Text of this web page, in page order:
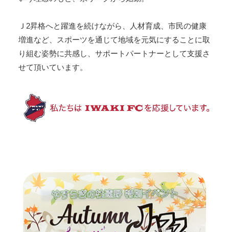
Ｊ2昇格へと躍進を続けながら、人材育成、市民の健康
増進など、スポーツを通じて地域を元気にすることに取
り組む姿勢に共感し、サポートパートナーとして支援さ
せて頂いています。